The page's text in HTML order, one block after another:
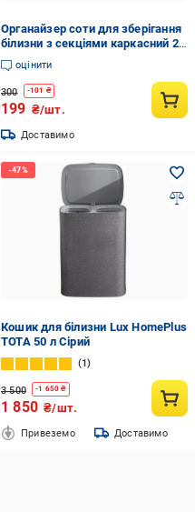
Органайзер соти для зберігання
білизни з секціями каркасний 20
відділень 32х32х11 см Бежевий
(60093)
оцінити
300 -101 ₴
199 ₴/шт.
Доставимо
Кошик для білизни Lux HomePlus
TOTA 50 л Сірий
1
3 500 -1 650 ₴
1 850 ₴/шт.
Привеземо Доставимо